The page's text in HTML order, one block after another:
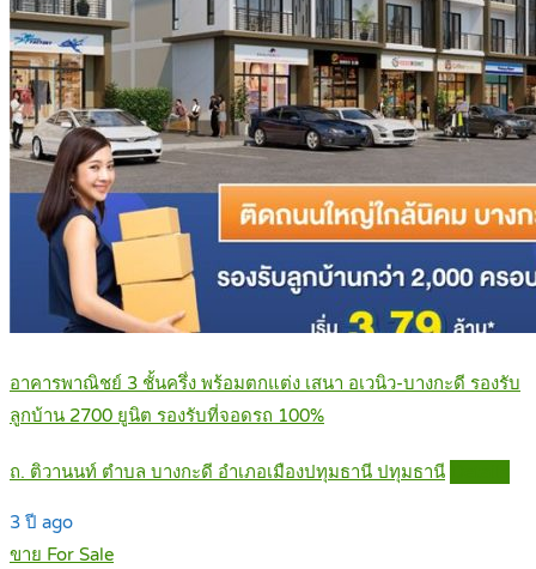
อาคารพาณิชย์ 3 ชั้นครึ่ง พร้อมตกแต่ง เสนา อเวนิว-บางกะดี รองรับ
ลูกบ้าน 2700 ยูนิต รองรับที่จอดรถ 100%
ถ. ติวานนท์ ตำบล บางกะดี อำเภอเมืองปทุมธานี ปทุมธานี
3 ปี ago
ขาย For Sale